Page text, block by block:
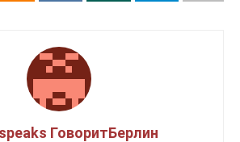
ГоворитБерлин